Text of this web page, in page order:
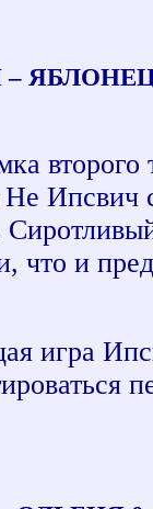
ЯБЛОНЕЦ
Ипсвич
что и
игра